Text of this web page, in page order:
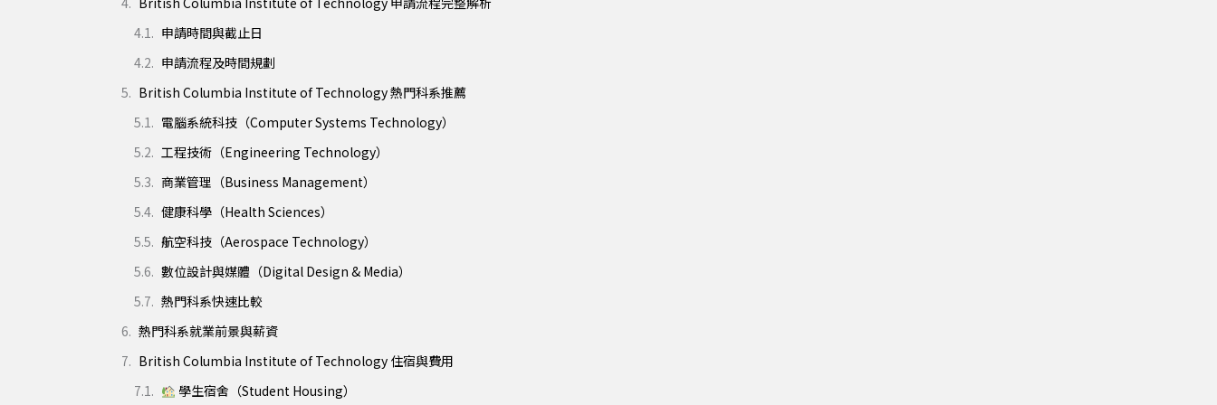
申請時間與截止日
申請流程及時間規劃
British Columbia Institute of Technology 熱門科系推薦
電腦系統科技（Computer Systems Technology）
工程技術（Engineering Technology）
商業管理（Business Management）
健康科學（Health Sciences）
航空科技（Aerospace Technology）
數位設計與媒體（Digital Design & Media）
熱門科系快速比較
熱門科系就業前景與薪資
British Columbia Institute of Technology 住宿與費用
學生宿舍（Student Housing）